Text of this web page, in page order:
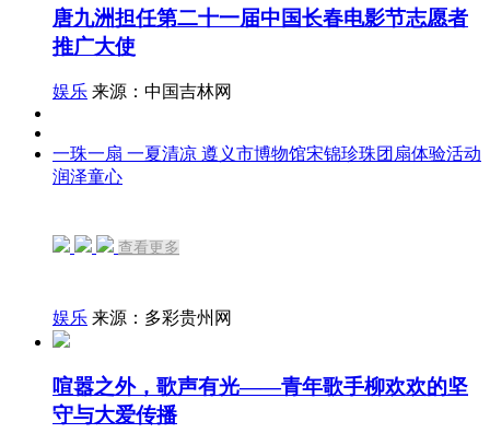
唐九洲担任第二十一届中国长春电影节志愿者
推广大使
娱乐 来源：中国吉林网
一珠一扇 一夏清凉 遵义市博物馆宋锦珍珠团扇体验活动
润泽童心
查看更多
娱乐 来源：多彩贵州网
喧嚣之外，歌声有光——青年歌手柳欢欢的坚
守与大爱传播